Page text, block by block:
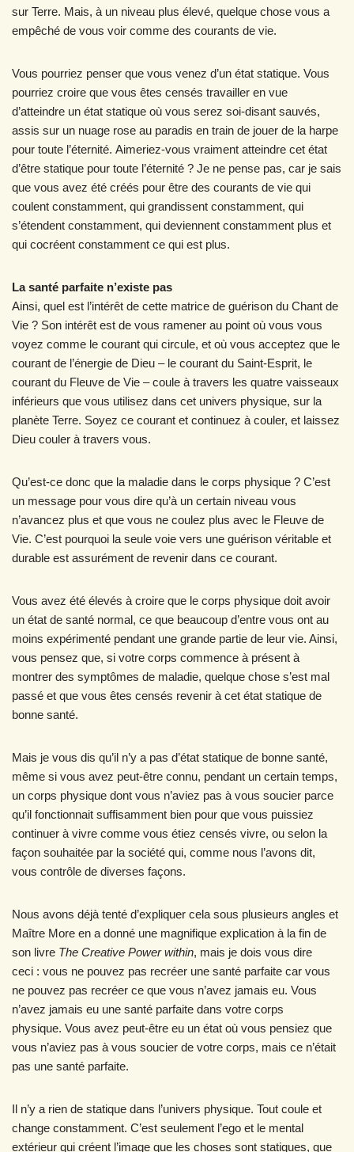
sur Terre. Mais, à un niveau plus élevé, quelque chose vous a
empêché de vous voir comme des courants de vie.
Vous pourriez penser que vous venez d’un état statique. Vous
pourriez croire que vous êtes censés travailler en vue
d’atteindre un état statique où vous serez soi-disant sauvés,
assis sur un nuage rose au paradis en train de jouer de la harpe
pour toute l’éternité. Aimeriez-vous vraiment atteindre cet état
d’être statique pour toute l’éternité ? Je ne pense pas, car je sais
que vous avez été créés pour être des courants de vie qui
coulent constamment, qui grandissent constamment, qui
s’étendent constamment, qui deviennent constamment plus et
qui cocréent constamment ce qui est plus.
La santé parfaite n’existe pas
Ainsi, quel est l’intérêt de cette matrice de guérison du Chant de
Vie ? Son intérêt est de vous ramener au point où vous vous
voyez comme le courant qui circule, et où vous acceptez que le
courant de l’énergie de Dieu – le courant du Saint-Esprit, le
courant du Fleuve de Vie – coule à travers les quatre vaisseaux
inférieurs que vous utilisez dans cet univers physique, sur la
planète Terre. Soyez ce courant et continuez à couler, et laissez
Dieu couler à travers vous.
Qu’est-ce donc que la maladie dans le corps physique ? C’est
un message pour vous dire qu’à un certain niveau vous
n’avancez plus et que vous ne coulez plus avec le Fleuve de
Vie. C’est pourquoi la seule voie vers une guérison véritable et
durable est assurément de revenir dans ce courant.
Vous avez été élevés à croire que le corps physique doit avoir
un état de santé normal, ce que beaucoup d’entre vous ont au
moins expérimenté pendant une grande partie de leur vie. Ainsi,
vous pensez que, si votre corps commence à présent à
montrer des symptômes de maladie, quelque chose s’est mal
passé et que vous êtes censés revenir à cet état statique de
bonne santé.
Mais je vous dis qu’il n’y a pas d’état statique de bonne santé,
même si vous avez peut-être connu, pendant un certain temps,
un corps physique dont vous n’aviez pas à vous soucier parce
qu’il fonctionnait suffisamment bien pour que vous puissiez
continuer à vivre comme vous étiez censés vivre, ou selon la
façon souhaitée par la société qui, comme nous l’avons dit,
vous contrôle de diverses façons.
Nous avons déjà tenté d’expliquer cela sous plusieurs angles et
Maître More en a donné une magnifique explication à la fin de
son livre The Creative Power within, mais je dois vous dire
ceci : vous ne pouvez pas recréer une santé parfaite car vous
ne pouvez pas recréer ce que vous n’avez jamais eu. Vous
n’avez jamais eu une santé parfaite dans votre corps
physique. Vous avez peut-être eu un état où vous pensiez que
vous n’aviez pas à vous soucier de votre corps, mais ce n’était
pas une santé parfaite.
Il n’y a rien de statique dans l’univers physique. Tout coule et
change constamment. C’est seulement l’ego et le mental
extérieur qui créent l’image que les choses sont statiques, que